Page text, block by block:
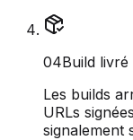
04Build
Les builds
URLs
signalement